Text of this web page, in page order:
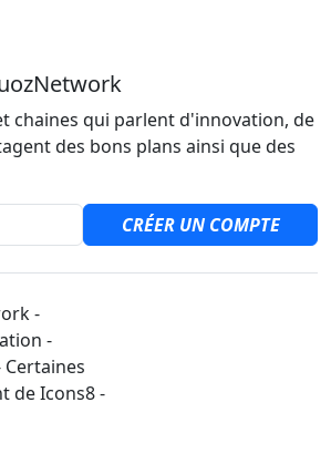
chaines qui parlent d'innovation, de
des bons plans ainsi que des
CRÉER UN COMPTE
-
-
de Icons8 -